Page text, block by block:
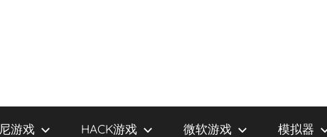
游戏 HACK游戏 微软游戏 模拟器